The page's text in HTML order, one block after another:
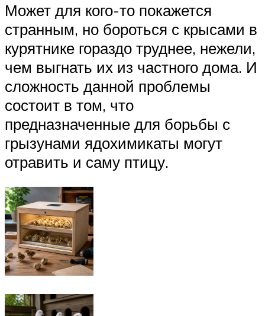
Может для кого-то покажется
странным, но бороться с крысами в
курятнике гораздо труднее, нежели,
чем выгнать их из частного дома. И
сложность данной проблемы
состоит в том, что
предназначенные для борьбы с
грызунами ядохимикаты могут
отравить и саму птицу.